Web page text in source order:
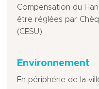
Compensation du
être réglées par
(CESU).
Environnement
En périphérie de la